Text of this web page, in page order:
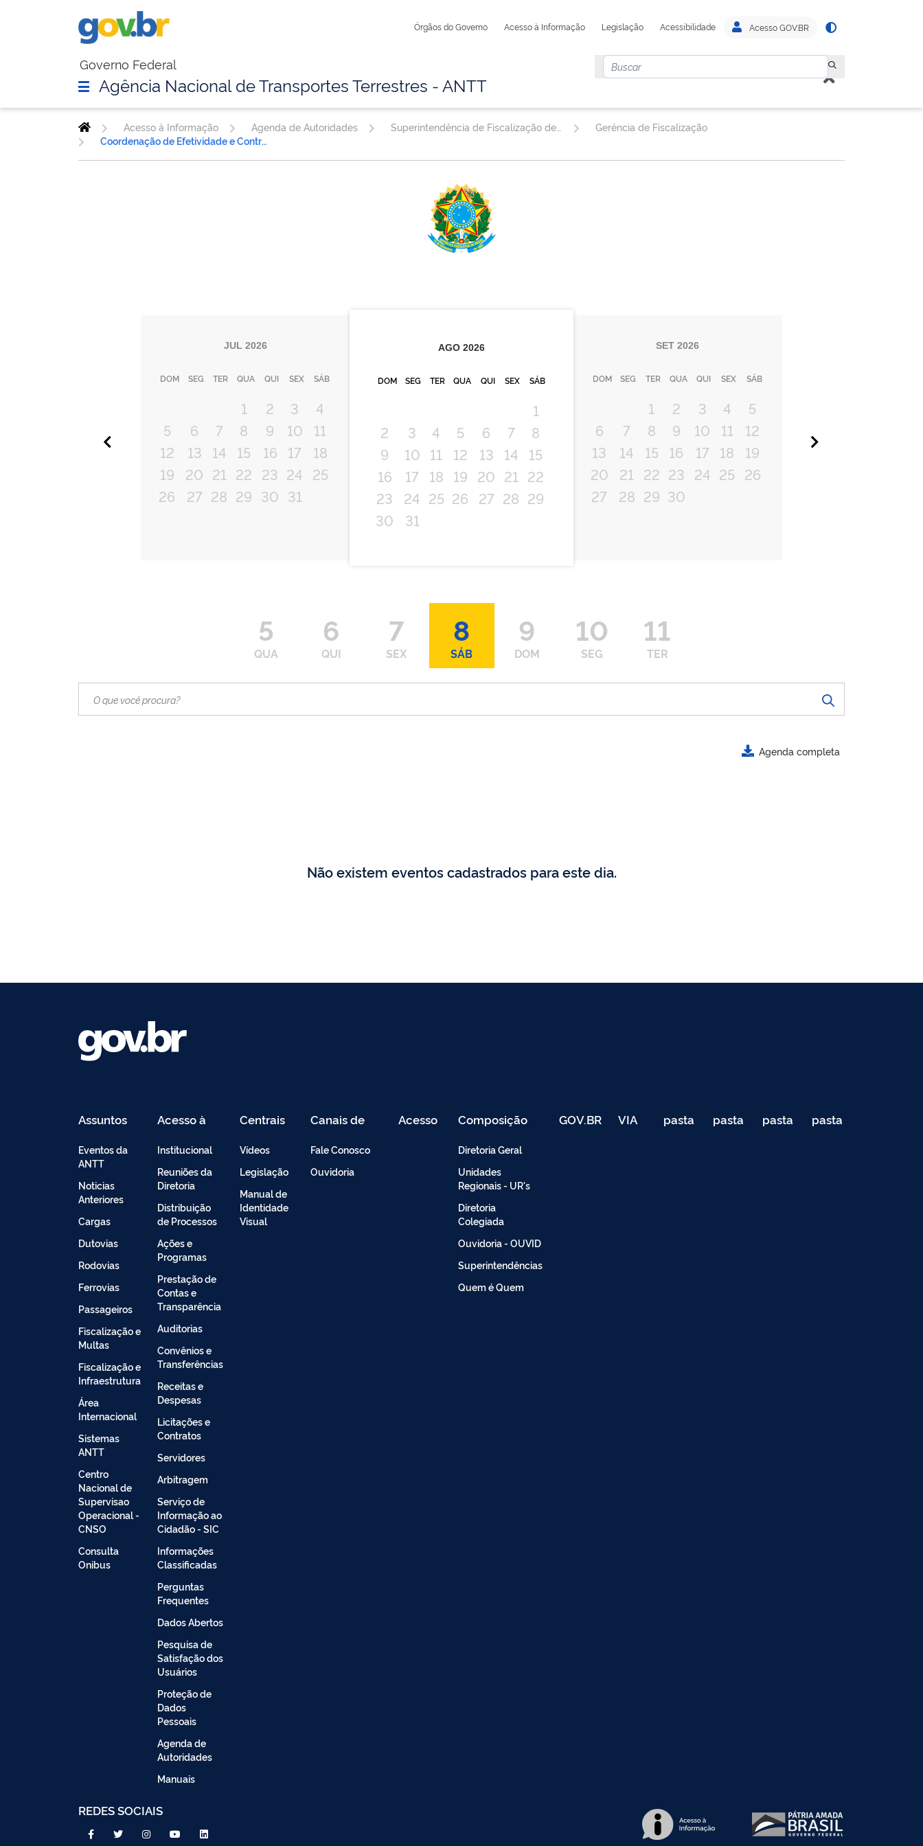
Órgãos do Governo Acesso à Informação Legislação Acessibilidade Acesso GOV.BR
Governo Federal
Agência Nacional de Transportes Terrestres - ANTT
Acesso à Informação Agenda de Autoridades Superintendência de Fiscalização de Serviços de Transporte Rodoviário de Cargas e Passageiros
Gerência de Fiscalização
Coordenação de Efetividade e Controle - COECO
JUL 2026
DOM SEG TER QUA QUI SEX SÁB
1 2 3
4
5
6 7 8 9 10
11
12
13 14 15 16 17
18
19
20 21 22 23 24 25
26
27 28 29 30 31
AGO 2026
DOM SEG TER QUA QUI SEX SÁB
1
2
3 4 5 6 7
8
9
10 11 12 13 14
15
16
17 18 19 20 21 22
23
24 25 26 27 28 29
30
31
SET 2026
DOM SEG TER QUA QUI SEX SÁB
1 2 3 4
5
6
7 8 9 10 11
12
13
14 15 16 17 18
19
20
21 22 23 24 25 26
27
28 29 30
5
QUA
6
QUI
7
SEX
8
SÁB
9
DOM
10
SEG
11
TER
Agenda completa
Não existem eventos cadastrados para este dia.
Assuntos
Eventos da
ANTT
Noticias
Anteriores
Cargas
Dutovias
Rodovias
Ferrovias
Passageiros
Fiscalização e
Multas
Fiscalização e
Infraestrutura
Área
Internacional
Sistemas
ANTT
Centro
Nacional de
Supervisao
Operacional -
CNSO
Consulta
Onibus
Acesso à
Informação
Institucional
Reuniões da
Diretoria
Distribuição
de Processos
Ações e
Programas
Prestação de
Contas e
Transparência
Auditorias
Convênios e
Transferências
Receitas e
Despesas
Licitações e
Contratos
Servidores
Arbitragem
Serviço de
Informação ao
Cidadão - SIC
Informações
Classificadas
Perguntas
Frequentes
Dados Abertos
Pesquisa de
Satisfação dos
Usuários
Proteção de
Dados
Pessoais
Agenda de
Autoridades
Manuais
Centrais
de
Vídeos
Legislação
Manual de
Identidade
Visual
Canais de
Atendimento
Fale Conosco
Ouvidoria
Acesso
Restrito
Composição
Diretoria Geral
Unidades
Regionais - UR's
Diretoria
Colegiada
Ouvidoria - OUVID
Superintendências
Quem é Quem
GOV.BR VIA
040
pasta
de
pasta
de
pasta
de
pasta
de
REDES SOCIAIS